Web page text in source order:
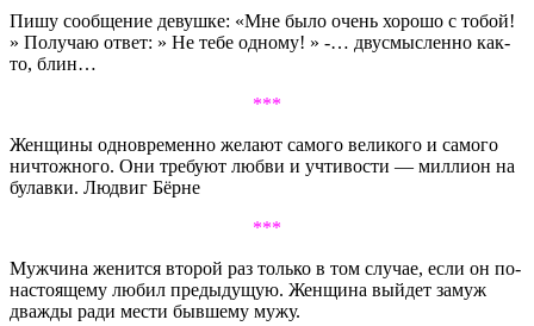
Пишу сообщение девушке: «Мне было очень хорошо с тобой!
» Получаю ответ: » Не тебе одному! » -… двусмысленно как-
то, блин…
***
Женщины одновременно желают самого великого и самого
ничтожного. Они требуют любви и учтивости — миллион на
булавки. Людвиг Бёрне
***
Мужчина женится второй раз только в том случае, если он по-
настоящему любил предыдущую. Женщина выйдет замуж
дважды ради мести бывшему мужу.